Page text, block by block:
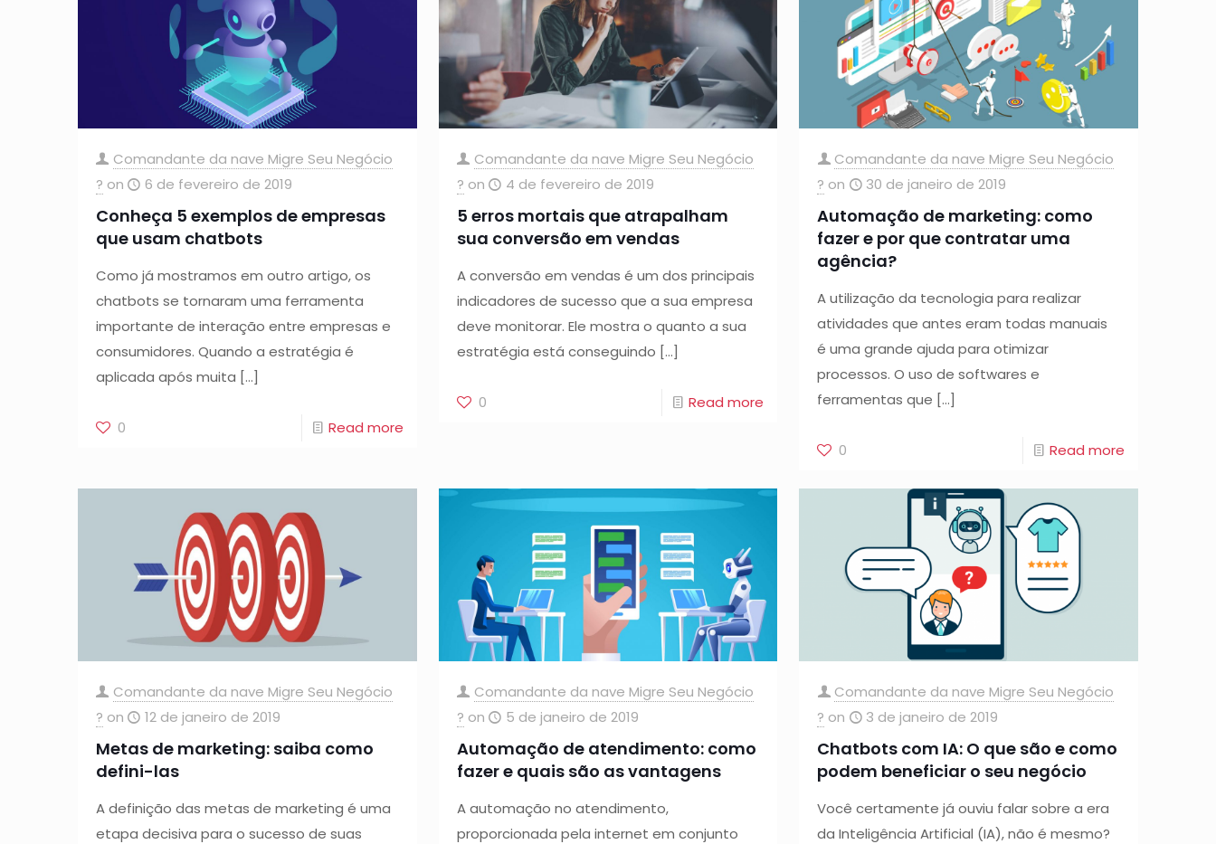
Comandante da nave Migre Seu Negócio
? on 6 de fevereiro de 2019
Conheça 5 exemplos de empresas
que usam chatbots
Como já mostramos em outro artigo, os
chatbots se tornaram uma ferramenta
importante de interação entre empresas e
consumidores. Quando a estratégia é
aplicada após muita […]
0 Read more
Comandante da nave Migre Seu Negócio
? on 4 de fevereiro de 2019
5 erros mortais que atrapalham
sua conversão em vendas
A conversão em vendas é um dos principais
indicadores de sucesso que a sua empresa
deve monitorar. Ele mostra o quanto a sua
estratégia está conseguindo […]
0 Read more
Comandante da nave Migre Seu Negócio
? on 30 de janeiro de 2019
Automação de marketing: como
fazer e por que contratar uma
agência?
A utilização da tecnologia para realizar
atividades que antes eram todas manuais
é uma grande ajuda para otimizar
processos. O uso de softwares e
ferramentas que […]
0 Read more
Comandante da nave Migre Seu Negócio
? on 12 de janeiro de 2019
Metas de marketing: saiba como
defini-las
A definição das metas de marketing é uma
etapa decisiva para o sucesso de suas
Comandante da nave Migre Seu Negócio
? on 5 de janeiro de 2019
Automação de atendimento: como
fazer e quais são as vantagens
A automação no atendimento,
proporcionada pela internet em conjunto
Comandante da nave Migre Seu Negócio
? on 3 de janeiro de 2019
Chatbots com IA: O que são e como
podem beneficiar o seu negócio
Você certamente já ouviu falar sobre a era
da Inteligência Artificial (IA), não é mesmo?